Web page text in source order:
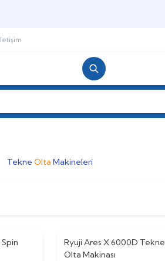
Tekne Olta Makineleri
%10
Ryuji Ares X 6000D Tekne
Olta Makinası